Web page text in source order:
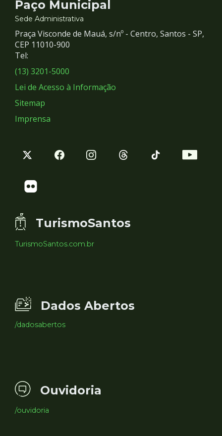
e
Redes
Sociais
Paço Municipal
Sede Administrativa
Praça Visconde de Mauá, s/nº - Centro, Santos - SP,
CEP 11010-900
Tel:
(13) 3201-5000
Lei de Acesso à Informação
Sitemap
Imprensa
TurismoSantos
TurismoSantos.com.br
Dados Abertos
/dadosabertos
Ouvidoria
/ouvidoria